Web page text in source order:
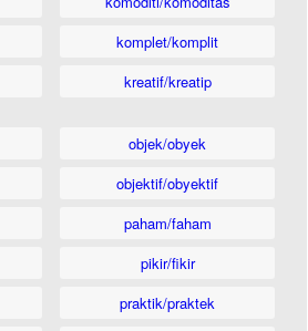
komplet/komplit
kreatif/kreatip
objek/obyek
objektif/obyektif
paham/faham
pikir/fikir
praktik/praktek